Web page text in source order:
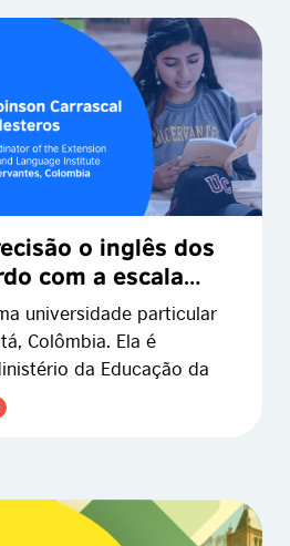
o inglês dos
com a escala
universidade particular
Colômbia. Ela é
da Educação da